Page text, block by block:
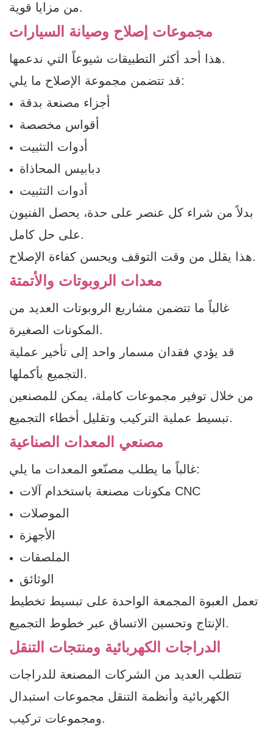
من مزايا قوية.
مجموعات إصلاح وصيانة السيارات
هذا أحد أكثر التطبيقات شيوعاً التي ندعمها.
قد تتضمن مجموعة الإصلاح ما يلي:
أجزاء مصنعة بدقة
أقواس مخصصة
أدوات التثبيت
دبابيس المحاذاة
أدوات التثبيت
بدلاً من شراء كل عنصر على حدة، يحصل الفنيون
على حل كامل.
هذا يقلل من وقت التوقف ويحسن كفاءة الإصلاح.
معدات الروبوتات والأتمتة
غالباً ما تتضمن مشاريع الروبوتات العديد من
المكونات الصغيرة.
قد يؤدي فقدان مسمار واحد إلى تأخير عملية
التجميع بأكملها.
من خلال توفير مجموعات كاملة، يمكن للمصنعين
تبسيط عملية التركيب وتقليل أخطاء التجميع.
مصنعي المعدات الصناعية
غالباً ما يطلب مصنّعو المعدات ما يلي:
مكونات مصنعة باستخدام آلات CNC
الموصلات
الأجهزة
الملصقات
الوثائق
تعمل العبوة المجمعة الواحدة على تبسيط تخطيط
الإنتاج وتحسين الاتساق عبر خطوط التجميع.
الدراجات الكهربائية ومنتجات التنقل
تتطلب العديد من الشركات المصنعة للدراجات
الكهربائية وأنظمة التنقل مجموعات استبدال
ومجموعات تركيب.